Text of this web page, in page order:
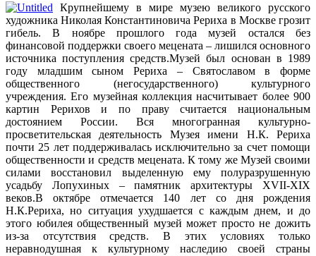
Крупнейшему в мире музею великого русского
художника Николая Константиновича Рериха в Москве грозит
гибель. В ноябре прошлого года музей остался без
финансовой поддержки своего мецената – лишился основного
источника поступления средств.Музей был основан в 1989
году младшим сыном Рериха – Святославом в форме
общественного (негосударственного) культурного
учреждения. Его музейная коллекция насчитывает более 900
картин Рерихов и по праву считается национальным
достоянием России. Вся многогранная культурно-
просветительская деятельность Музея имени Н.К. Рериха
почти 25 лет поддерживалась исключительно за счет помощи
общественности и средств мецената. К тому же Музей своими
силами восстановил выделенную ему полуразрушенную
усадьбу Лопухиных – памятник архитектуры XVII-XIX
веков.В октябре отмечается 140 лет со дня рождения
Н.К.Рериха, но ситуация ухудшается с каждым днем, и до
этого юбилея общественный музей может просто не дожить
из-за отсутствия средств. В этих условиях только
неравнодушная к культурному наследию своей страны